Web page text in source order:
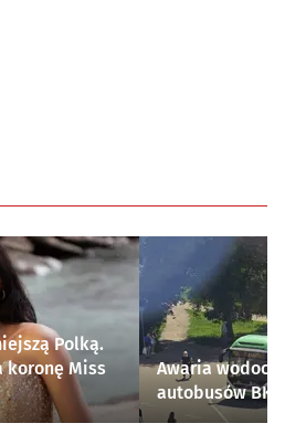
Polką.
koronę Miss
Awaria
autobusów